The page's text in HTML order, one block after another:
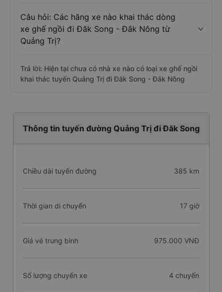
Câu hỏi: Các hãng xe nào khai thác dòng
xe ghế ngồi đi Đăk Song - Đắk Nông từ
Quảng Trị?
Trả lời: Hiện tại chưa có nhà xe nào có loại xe ghế ngồi
khai thác tuyến Quảng Trị đi Đăk Song - Đắk Nông
Thông tin tuyến đường Quảng Trị đi Đăk Song
Chiều dài tuyến đường 385 km
Thời gian di chuyển 17 giờ
Giá vé trung bình 975.000 VNĐ
Số lượng chuyến xe 4 chuyến